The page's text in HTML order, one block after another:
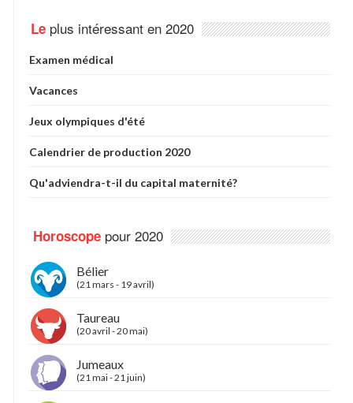
Le plus intéressant en 2020
Examen médical
Vacances
Jeux olympiques d'été
Calendrier de production 2020
Qu'adviendra-t-il du capital maternité?
Horoscope pour 2020
Bélier
(21 mars - 19 avril)
Taureau
(20 avril - 20 mai)
Jumeaux
(21 mai - 21 juin)